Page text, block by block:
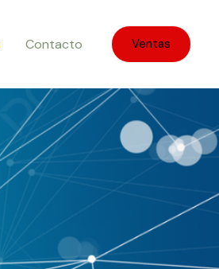
Contacto Ventas